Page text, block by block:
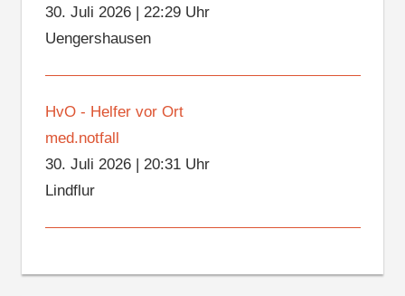
30. Juli 2026| 22:29 Uhr
Uengershausen
HvO - Helfer vor Ort
med.notfall
30. Juli 2026| 20:31 Uhr
Lindflur